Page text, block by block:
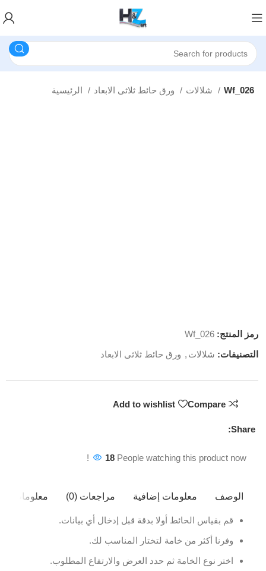
Wf_026
رمز المنتج:Wf_026
التصنيفات: شلالات , ورق حائط ثلاثى الابعاد
Compare
Add to wishlist
Share:
18 People watching this product now!
الوصف معلومات إضافية مراجعات (0) معلومات
قم بقياس الحائط أولا بدقة قبل إدخال أي بيانات.
وفرنا أكثر من خامة لتختار المناسب لك.
اختر نوع الخامة ثم حدد العرض والارتفاع المطلوب.